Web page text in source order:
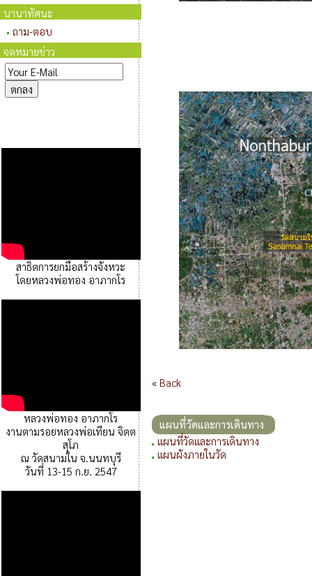
นานาทัศนะ
ถาม-ตอบ
จดหมายข่าว
สาธิตการยกมือสร้างจังหวะ
โดยหลวงพ่อทอง อาภากโร
หลวงพ่อทอง อาภากโร
งานตามรอยหลวงพ่อเทียน จิตฺต
สุโภ
ณ วัดสนามใน จ.นนทบุรี
วันที่ 13-15 ก.ย. 2547
« Back
แผนที่วัดและการเดินทาง
แผนที่วัดและการเดินทาง
แผนผังภายในวัด